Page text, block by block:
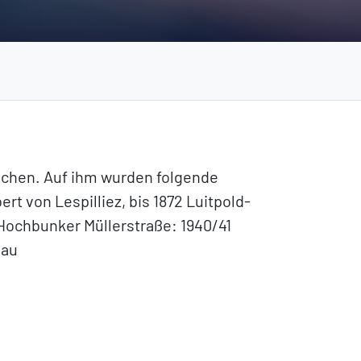
Auf ihm wurden folgende
von Lespilliez, bis 1872 Luitpold-
Müllerstraße: 1940/41